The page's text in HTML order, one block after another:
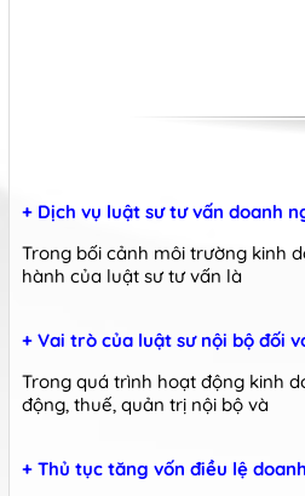
+ Dịch vụ luật sư tư vấn doanh
Trong bối cảnh môi trường kinh
hành của luật sư tư vấn là
+ Vai trò của luật sư nội bộ đối
Trong quá trình hoạt động kinh
động, thuế, quản trị nội bộ và
+ Thủ tục tăng vốn điều lệ